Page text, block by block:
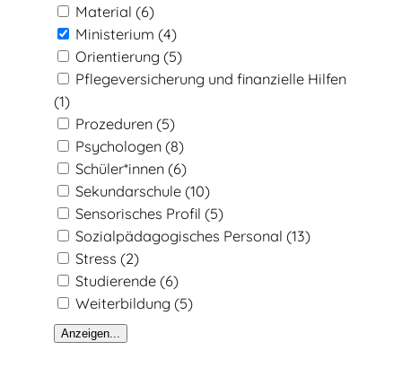
Material (6)
Ministerium (4)
Orientierung (5)
Pflegeversicherung und finanzielle Hilfen
(1)
Prozeduren (5)
Psychologen (8)
Schüler*innen (6)
Sekundarschule (10)
Sensorisches Profil (5)
Sozialpädagogisches Personal (13)
Stress (2)
Studierende (6)
Weiterbildung (5)
Anzeigen...